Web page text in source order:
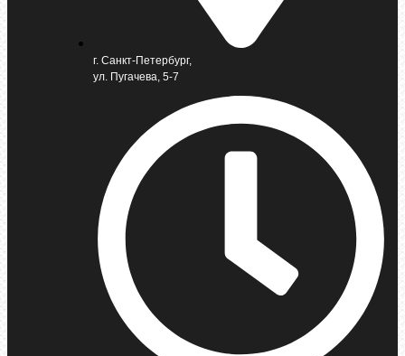
г. Санкт-Петербург,
ул. Пугачева, 5-7